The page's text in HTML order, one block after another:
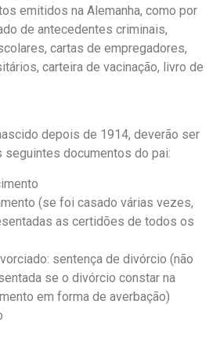
emitidos na Alemanha, como por
de antecedentes criminais,
cartas de empregadores,
carteira de vacinação, livro de
depois de 1914, deverão ser
seguintes documentos do pai:
(se foi casado várias vezes,
as certidões de todos os
sentença de divórcio (não
se o divórcio constar na
em forma de averbação)